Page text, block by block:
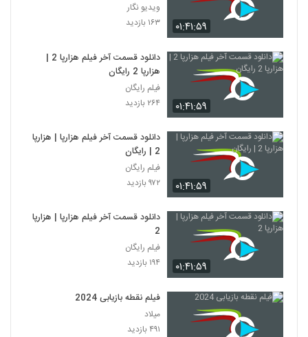
۰۱:۴۱:۵۹
ویدیو نگار
۱۶۳ بازدید
۰۱:۴۱:۵۹
دانلود قسمت آخر فیلم هزارپا 2 |
هزارپا 2 رایگان
فیلم رایگان
۲۶۴ بازدید
۰۱:۴۱:۵۹
دانلود قسمت آخر فیلم هزارپا | هزارپا
2 | رایگان
فیلم رایگان
۹۷۲ بازدید
۰۱:۴۱:۵۹
دانلود قسمت آخر فیلم هزارپا | هزارپا
2
فیلم رایگان
۱۹۴ بازدید
فیلم نقطه بازیابی 2024
میلاد
۴۹۱ بازدید